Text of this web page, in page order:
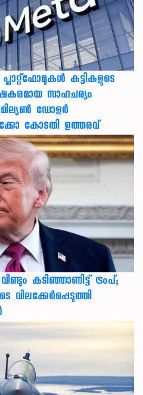
കുട്ടികളുടെ
സാഹചര്യം
മില്യണ്‍ ഡോളര്‍
കോടതി ഉത്തരവ്
കടിഞ്ഞാണിട്ട് ട്രംപ്;
വിലക്കേര്‍പ്പെടുത്തി